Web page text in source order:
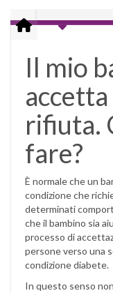
Il mio
rifiuta.
fare?
È normale che un
condizione che
determinati
che il bambino sia
processo di
persone verso una
condizione diabete.
In questo senso